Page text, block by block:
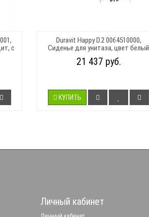
с
Duravit Happy D.2 0064510000,
Сиденье для унитаза, цвет белый
21 437 руб.
КУПИТЬ
Личный кабинет